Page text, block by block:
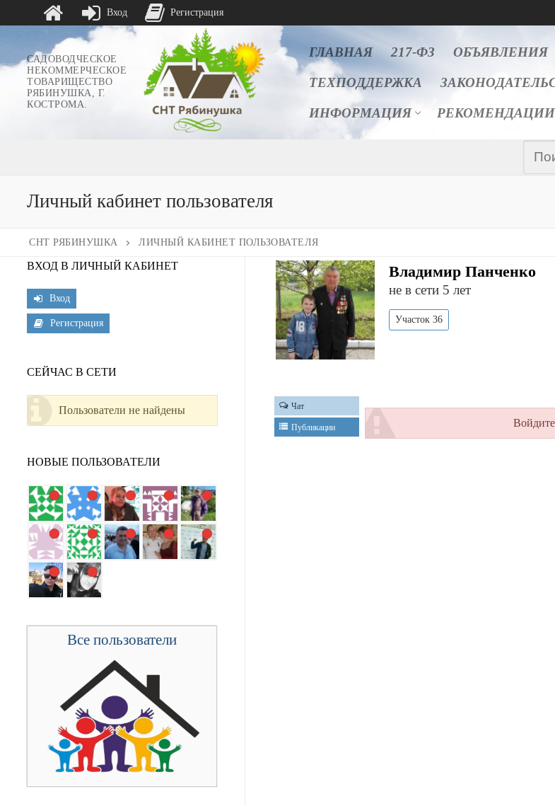
содержимому
САДОВОДЧЕСКОЕ
НЕКОММЕРЧЕСКОЕ
ТОВАРИЩЕСТВО
РЯБИНУШКА, Г.
КОСТРОМА.
ГЛАВНАЯ 217-ФЗ ОБЪЯВЛЕНИЯ
ТЕХПОДДЕРЖКА
ИНФОРМАЦИЯ РЕКОМЕНДАЦИИ
Найти:
Личный кабинет пользователя
СНТ РЯБИНУШКА ЛИЧНЫЙ КАБИНЕТ ПОЛЬЗОВАТЕЛЯ
Владимир Панченко
не в сети 5 лет
Участок 36
Чат
Публикации
ВХОД В ЛИЧНЫЙ КАБИНЕТ
Вход
Регистрация
СЕЙЧАС В СЕТИ
Пользователи не найдены
НОВЫЕ ПОЛЬЗОВАТЕЛИ
Все пользователи
Вход Регистрация